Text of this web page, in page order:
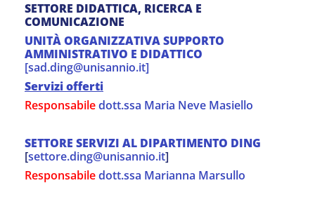
SETTORE DIDATTICA, RICERCA E
COMUNICAZIONE
UNITÀ ORGANIZZATIVA SUPPORTO
AMMINISTRATIVO E DIDATTICO
[sad.ding@unisannio.it]
Servizi offerti
Responsabiledott.ssa Maria Neve Masiello
SETTORE SERVIZI AL DIPARTIMENTO DING
[settore.ding@unisannio.it]
Responsabiledott.ssa Marianna Marsullo